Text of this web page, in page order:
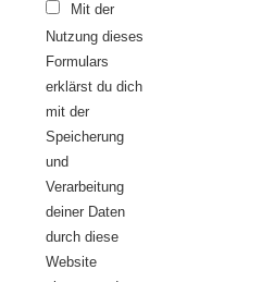
Mit der
Nutzung dieses
Formulars
erklärst du dich
mit der
Speicherung
und
Verarbeitung
deiner Daten
durch diese
Website